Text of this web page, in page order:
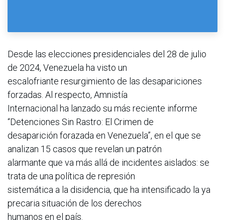
Desde las elecciones presidenciales del 28 de julio
de 2024, Venezuela ha visto un
escalofriante resurgimiento de las desapariciones
forzadas. Al respecto, Amnistía
Internacional ha lanzado su más reciente informe
“Detenciones Sin Rastro: El Crimen de
desaparición forazada en Venezuela”, en el que se
analizan 15 casos que revelan un patrón
alarmante que va más allá de incidentes aislados: se
trata de una política de represión
sistemática a la disidencia, que ha intensificado la ya
precaria situación de los derechos
humanos en el país.